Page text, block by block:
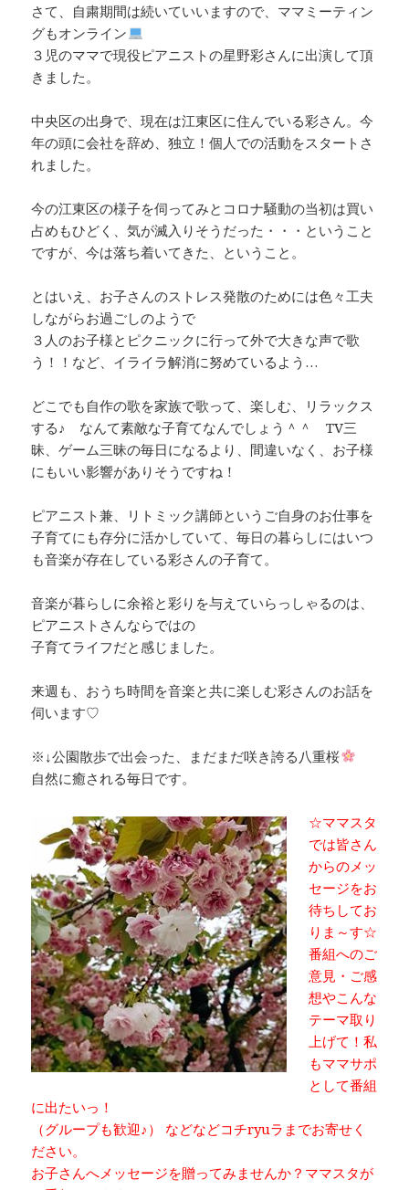
さて、自粛期間は続いていいますので、ママミーティン
グもオンライン
３児のママで現役ピアニストの星野彩さんに出演して頂
きました。
中央区の出身で、現在は江東区に住んでいる彩さん。今
年の頭に会社を辞め、独立！個人での活動をスタートさ
れました。
今の江東区の様子を伺ってみとコロナ騒動の当初は買い
占めもひどく、気が滅入りそうだった・・・ということ
ですが、今は落ち着いてきた、ということ。
とはいえ、お子さんのストレス発散のためには色々工夫
しながらお過ごしのようで
３人のお子様とピクニックに行って外で大きな声で歌
う！！など、イライラ解消に努めているよう…
どこでも自作の歌を家族で歌って、楽しむ、リラックス
する♪ なんて素敵な子育てなんでしょう＾＾ TV三
昧、ゲーム三昧の毎日になるより、間違いなく、お子様
にもいい影響がありそうですね！
ピアニスト兼、リトミック講師というご自身のお仕事を
子育てにも存分に活かしていて、毎日の暮らしにはいつ
も音楽が存在している彩さんの子育て。
音楽が暮らしに余裕と彩りを与えていらっしゃるのは、
ピアニストさんならではの
子育てライフだと感じました。
来週も、おうち時間を音楽と共に楽しむ彩さんのお話を
伺います♡
※↓公園散歩で出会った、まだまだ咲き誇る八重桜
自然に癒される毎日です。
☆ママスタ
では皆さん
からのメッ
セージをお
待ちしてお
りま～す☆
番組へのご
意見・ご感
想やこんな
テーマ取り
上げて！私
もママサポ
として番組
に出たいっ！
（グループも歓迎♪） などなどコチryuラまでお寄せく
ださい。
お子さんへメッセージを贈ってみませんか？ママスタが